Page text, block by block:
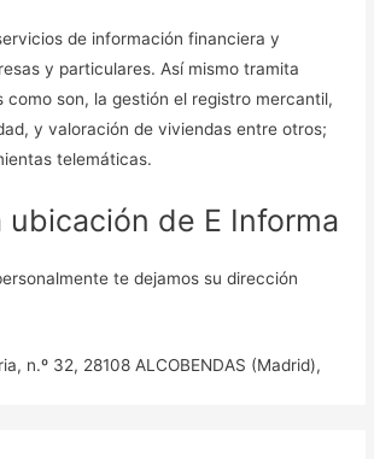
de información financiera y
y particulares. Así mismo tramita
como son, la gestión el registro mercantil,
y valoración de viviendas entre otros;
telemáticas.
ubicación de E Informa
te dejamos su dirección
n.º 32, 28108 ALCOBENDAS (Madrid),